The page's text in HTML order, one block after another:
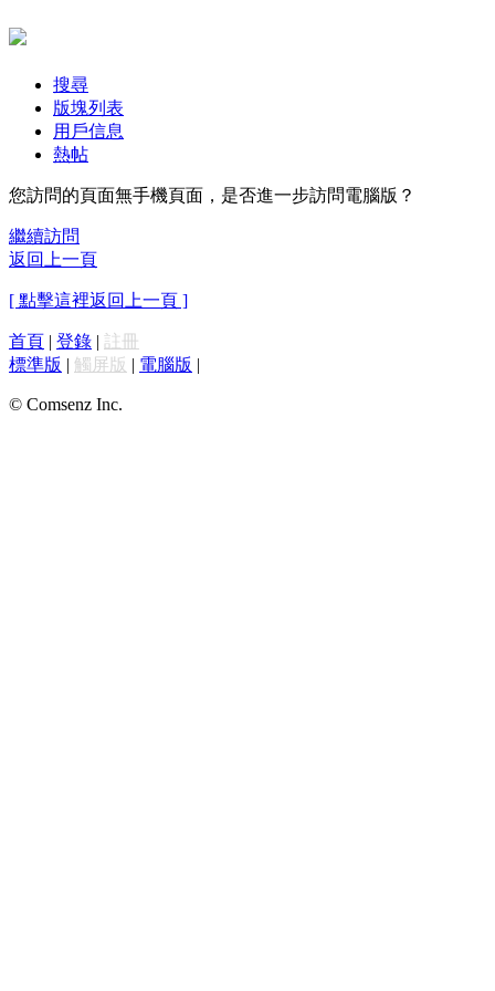
搜尋
版塊列表
用戶信息
熱帖
您訪問的頁面無手機頁面，是否進一步訪問電腦版？
繼續訪問
返回上一頁
[ 點擊這裡返回上一頁 ]
首頁 | 登錄 | 註冊
標準版 | 觸屏版 | 電腦版 |
© Comsenz Inc.